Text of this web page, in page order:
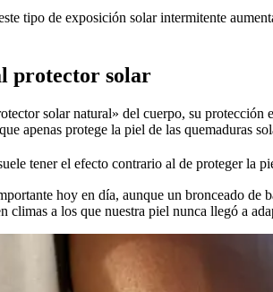
tipo de exposición solar intermitente
protector solar
solar natural» del cuerpo, su
apenas protege la piel de las quemaduras
tener el efecto contrario al de proteger la
hoy en día, aunque un bronceado
climas a los que nuestra piel nunca llegó a